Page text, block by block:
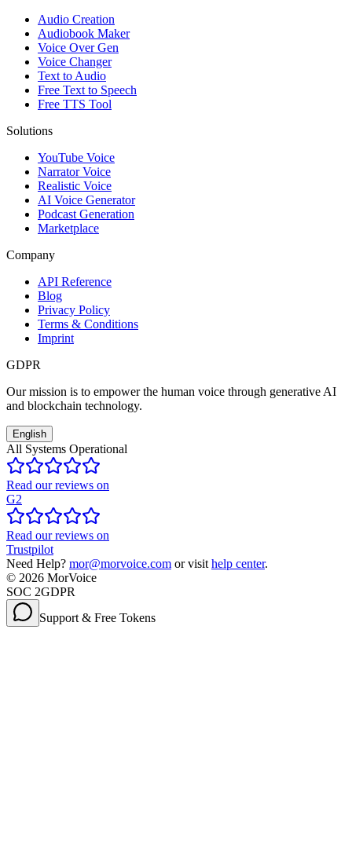
Audio Creation
Audiobook Maker
Voice Over Gen
Voice Changer
Text to Audio
Free Text to Speech
Free TTS Tool
Solutions
YouTube Voice
Narrator Voice
Realistic Voice
AI Voice Generator
Podcast Generation
Marketplace
Company
API Reference
Blog
Privacy Policy
Terms & Conditions
Imprint
GDPR
Our mission is to empower the human voice through generative AI
and blockchain technology.
English
All Systems Operational
Read our reviews on
G2
Read our reviews on
Trustpilot
Need Help? mor@morvoice.com or visit help center.
© 2026 MorVoice
SOC 2GDPR
Support & Free Tokens